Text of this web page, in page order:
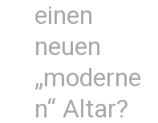
einen
neuen
„moderne
n“ Altar?